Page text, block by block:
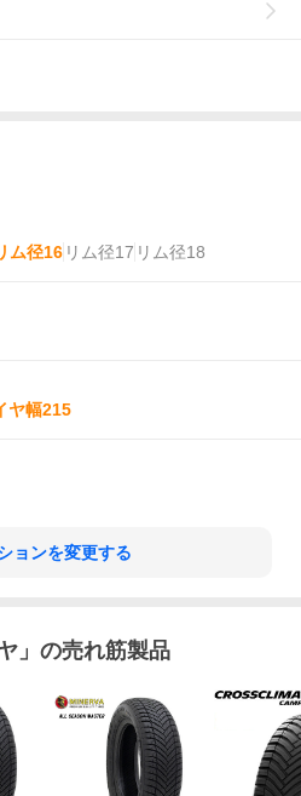
ム径16 リム径17 リム径18
ヤ幅215
ョンを変更する
」の売れ筋製品